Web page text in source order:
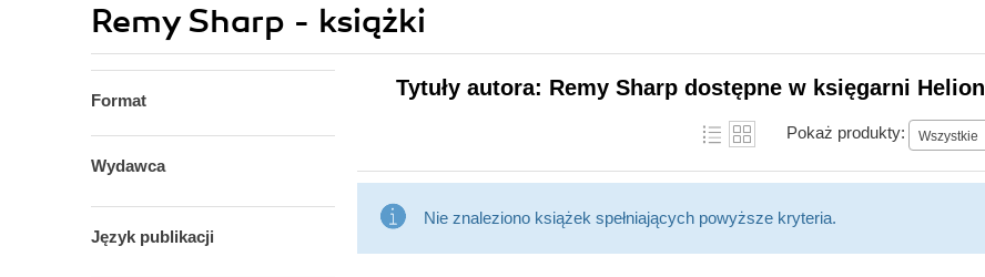
Remy Sharp - książki
Format
Wydawca
Język publikacji
Tytuły autora: Remy Sharp dostępne w księgarni Helion
Pokaż produkty: Wszystkie
Nie znaleziono książek spełniających powyższe kryteria.